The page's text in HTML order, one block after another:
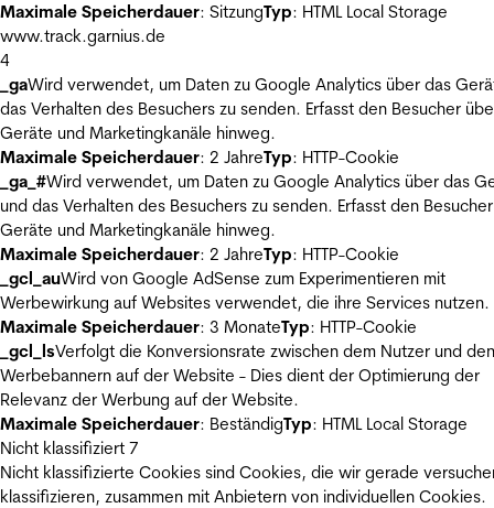
Maximale Speicherdauer: SitzungTyp: HTML Local Storage
www.track.garnius.de
4
_gaWird verwendet, um Daten zu Google Analytics über das
das Verhalten des Besuchers zu senden. Erfasst den Besucher
Geräte und Marketingkanäle hinweg.
Maximale Speicherdauer: 2 JahreTyp: HTTP-Cookie
_ga_#Wird verwendet, um Daten zu Google Analytics über das
und das Verhalten des Besuchers zu senden. Erfasst den
Geräte und Marketingkanäle hinweg.
Maximale Speicherdauer: 2 JahreTyp: HTTP-Cookie
_gcl_auWird von Google AdSense zum Experimentieren mit
Werbewirkung auf Websites verwendet, die ihre Services nutzen.
Maximale Speicherdauer: 3 MonateTyp: HTTP-Cookie
_gcl_lsVerfolgt die Konversionsrate zwischen dem Nutzer und den
Werbebannern auf der Website - Dies dient der Optimierung der
Relevanz der Werbung auf der Website.
Maximale Speicherdauer: BeständigTyp: HTML Local Storage
Nicht klassifiziert 7
Nicht klassifizierte Cookies sind Cookies, die wir gerade
klassifizieren, zusammen mit Anbietern von individuellen Cookies.